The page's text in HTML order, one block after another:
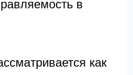
в
как